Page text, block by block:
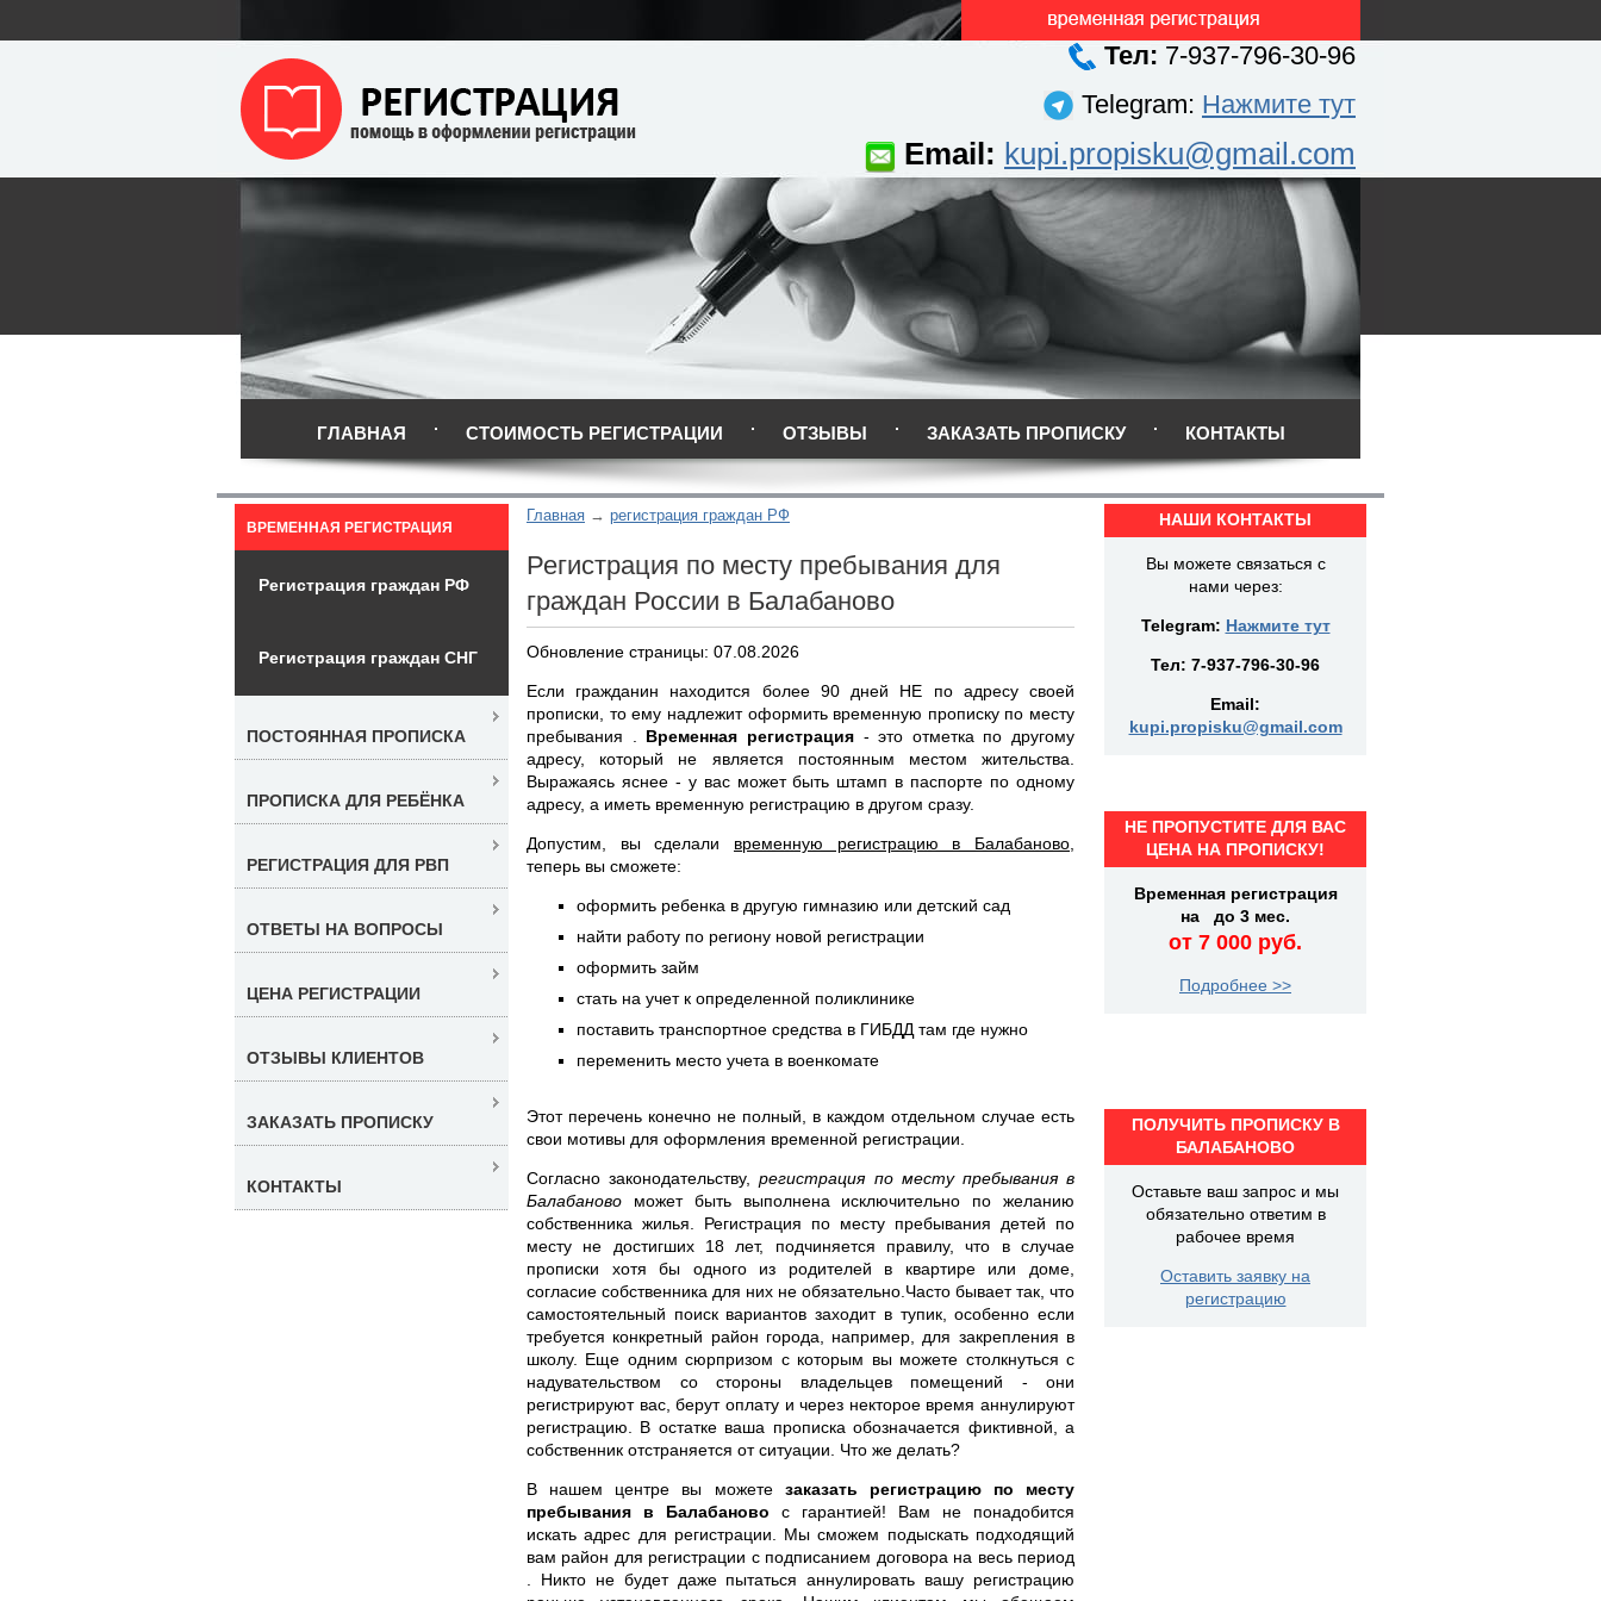
Тел: 7-937-796-30-96
Telegram: Нажмите тут
Email: kupi.propisku@gmail.com
ГЛАВНАЯ СТОИМОСТЬ РЕГИСТРАЦИИ ОТЗЫВЫ ЗАКАЗАТЬ ПРОПИСКУ КОНТАКТЫ
Главная регистрация граждан РФ
Регистрация по месту пребывания для
граждан России в Балабаново
Обновление страницы: 07.08.2026
Если гражданин находится более 90 дней НЕ по адресу своей
прописки, то ему надлежит оформить временную прописку по месту
пребывания . Временная регистрация - это отметка по другому
адресу, который не является постоянным местом жительства.
Выражаясь яснее - у вас может быть штамп в паспорте по одному
адресу, а иметь временную регистрацию в другом сразу.
Допустим, вы сделали временную регистрацию в Балабаново
теперь вы сможете:
оформить ребенка в другую гимназию или детский сад
найти работу по региону новой регистрации
оформить займ
стать на учет к определенной поликлинике
поставить транспортное средства в ГИБДД там где нужно
переменить место учета в военкомате
Этот перечень конечно не полный, в каждом отдельном случае есть
свои мотивы для оформления временной регистрации.
Согласно законодательству,регистрация по месту пребывания в
Балабаново может быть выполнена исключительно по желанию
собственника жилья. Регистрация по месту пребывания детей по
месту не достигших 18 лет, подчиняется правилу, что в случае
прописки хотя бы одного из родителей в квартире или доме,
согласие собственника для них не обязательно.Часто бывает так, что
самостоятельный поиск вариантов заходит в тупик, особенно если
требуется конкретный район города, например, для закрепления в
школу. Еще одним сюрпризом с которым вы можете столкнуться с
надувательством со стороны владельцев помещений - они
регистрируют вас, берут оплату и через некторое время аннулируют
регистрацию. В остатке ваша прописка обозначается фиктивной, а
собственник отстраняется от ситуации. Что же делать?
В нашем центре вы можете заказать регистрацию по месту
пребывания в Балабаново с гарантией! Вам не понадобится
искать адрес для регистрации. Мы сможем подыскать подходящий
вам район для регистрации с подписанием договора на весь период
. Никто не будет даже пытаться аннулировать вашу регистрацию
ВРЕМЕННАЯ РЕГИСТРАЦИЯ
Регистрация граждан РФ
Регистрация граждан СНГ
ПОСТОЯННАЯ ПРОПИСКА
ПРОПИСКА ДЛЯ РЕБЁНКА
РЕГИСТРАЦИЯ ДЛЯ РВП
ОТВЕТЫ НА ВОПРОСЫ
ЦЕНА РЕГИСТРАЦИИ
ОТЗЫВЫ КЛИЕНТОВ
ЗАКАЗАТЬ ПРОПИСКУ
КОНТАКТЫ
НАШИ КОНТАКТЫ
Вы можете связаться с
нами через:
Telegram: Нажмите тут
Тел: 7-937-796-30-96
Email:
kupi.propisku@gmail.com
НЕ ПРОПУСТИТЕ ДЛЯ ВАС
ЦЕНА НА ПРОПИСКУ!
Временная регистрация
на до 3 мес.
от 7 000 руб.
Подробнее >>
ПОЛУЧИТЬ ПРОПИСКУ В
БАЛАБАНОВО
Оставьте ваш запрос и мы
обязательно ответим в
рабочее время
Оставить заявку на
регистрацию